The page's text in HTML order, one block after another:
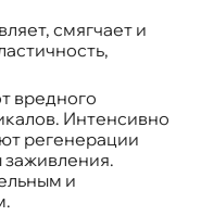
смягчает и
вредного
Интенсивно
регенерации
заживления.
и